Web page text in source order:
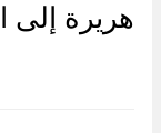
هريرة إلى